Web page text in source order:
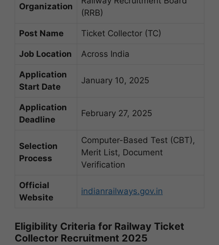
Organization
(RRB)
Post Name Ticket Collector (TC)
Job Location Across India
Application
Start Date
January 10, 2025
Application
Deadline
February 27, 2025
Selection
Process
Computer-Based Test (CBT),
Merit List, Document
Verification
Official
Website
indianrailways.gov.in
Eligibility Criteria for Railway Ticket
Collector Recruitment 2025